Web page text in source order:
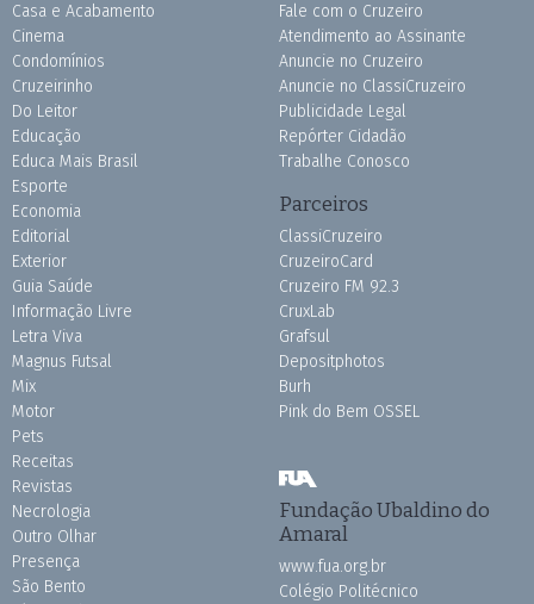
Casa e Acabamento
Cinema
Condomínios
Cruzeirinho
Do Leitor
Educação
Educa Mais Brasil
Esporte
Economia
Editorial
Exterior
Guia Saúde
Informação Livre
Letra Viva
Magnus Futsal
Mix
Motor
Pets
Receitas
Revistas
Necrologia
Outro Olhar
Presença
São Bento
Fale com o Cruzeiro
Atendimento ao Assinante
Anuncie no Cruzeiro
Anuncie no ClassiCruzeiro
Publicidade Legal
Repórter Cidadão
Trabalhe Conosco
Parceiros
ClassiCruzeiro
CruzeiroCard
Cruzeiro FM 92.3
CruxLab
Grafsul
Depositphotos
Burh
Pink do Bem OSSEL
Fundação Ubaldino do
Amaral
www.fua.org.br
Colégio Politécnico